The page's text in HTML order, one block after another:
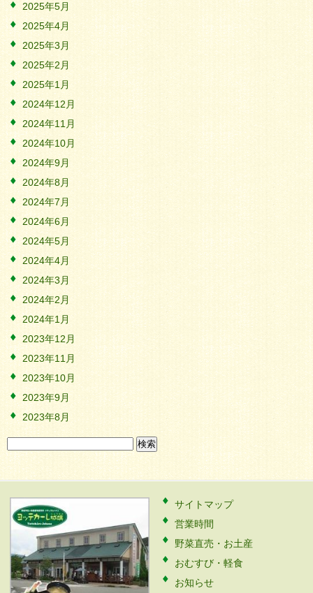
2025年5月
2025年4月
2025年3月
2025年2月
2025年1月
2024年12月
2024年11月
2024年10月
2024年9月
2024年8月
2024年7月
2024年6月
2024年5月
2024年4月
2024年3月
2024年2月
2024年1月
2023年12月
2023年11月
2023年10月
2023年9月
2023年8月
検
索:
サイトマップ
営業時間
野菜直売・お土産
おむすび・軽食
お知らせ